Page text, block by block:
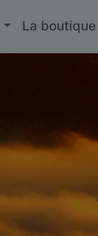
La boutique